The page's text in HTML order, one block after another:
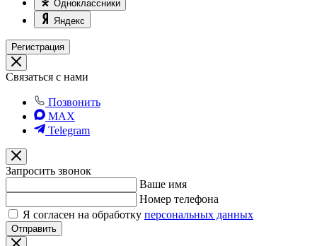
Одноклассники
Яндекс
Регистрация
Связаться с нами
Позвонить
MAX
Telegram
Запросить звонок
Ваше имя
Номер телефона
Я согласен на обработку персональных данных
Отправить